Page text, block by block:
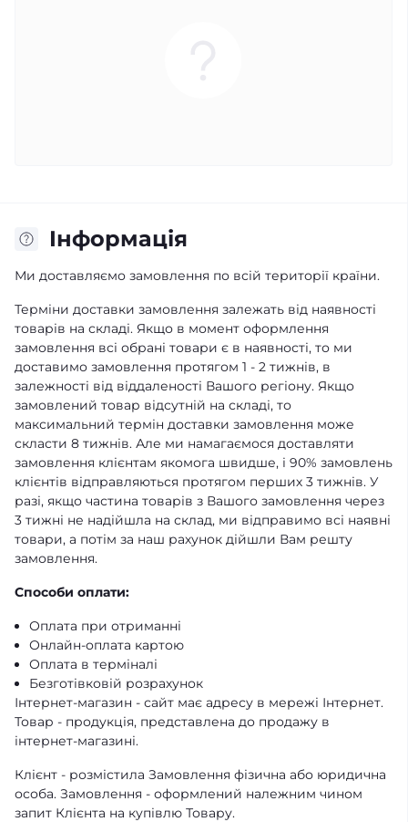
Iнформація
Ми доставляємо замовлення по всій території країни.
Терміни доставки замовлення залежать від наявності
товарів на складі. Якщо в момент оформлення
замовлення всі обрані товари є в наявності, то ми
доставимо замовлення протягом 1 - 2 тижнів, в
залежності від віддаленості Вашого регіону. Якщо
замовлений товар відсутній на складі, то
максимальний термін доставки замовлення може
скласти 8 тижнів. Але ми намагаємося доставляти
замовлення клієнтам якомога швидше, і 90% замовлень
клієнтів відправляються протягом перших 3 тижнів. У
разі, якщо частина товарів з Вашого замовлення через
3 тижні не надійшла на склад, ми відправимо всі наявні
товари, а потім за наш рахунок дійшли Вам решту
замовлення.
Способи оплати:
Оплата при отриманні
Онлайн-оплата картою
Оплата в терміналі
Безготівковій розрахунок
Інтернет-магазин - сайт має адресу в мережі Інтернет.
Товар - продукція, представлена ​​до продажу в
інтернет-магазині.
Клієнт - розмістила Замовлення фізична або юридична
особа. Замовлення - оформлений належним чином
запит Клієнта на купівлю Товару.